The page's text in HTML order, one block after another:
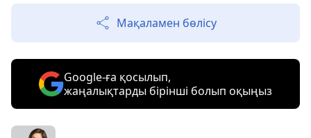
Мақаламен бөлісу
Google-ға қосылып,
жаңалықтарды бірінші болып оқыңыз